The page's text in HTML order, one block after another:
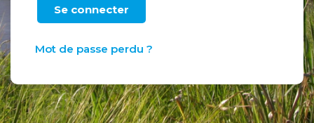
Se connecter
Mot de passe perdu ?